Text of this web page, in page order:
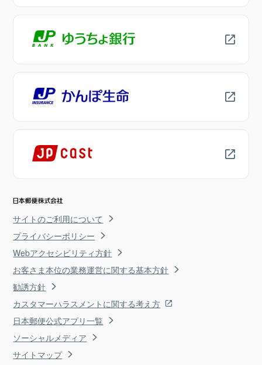
サイトのご利用について
プライバシーポリシー
Webアクセシビリティ方針
お客さま本位の業務運営に関する基本方針
勧誘方針
カスタマーハラスメントに関する考え方
日本郵便公式アプリ一覧
ソーシャルメディア
サイトマップ